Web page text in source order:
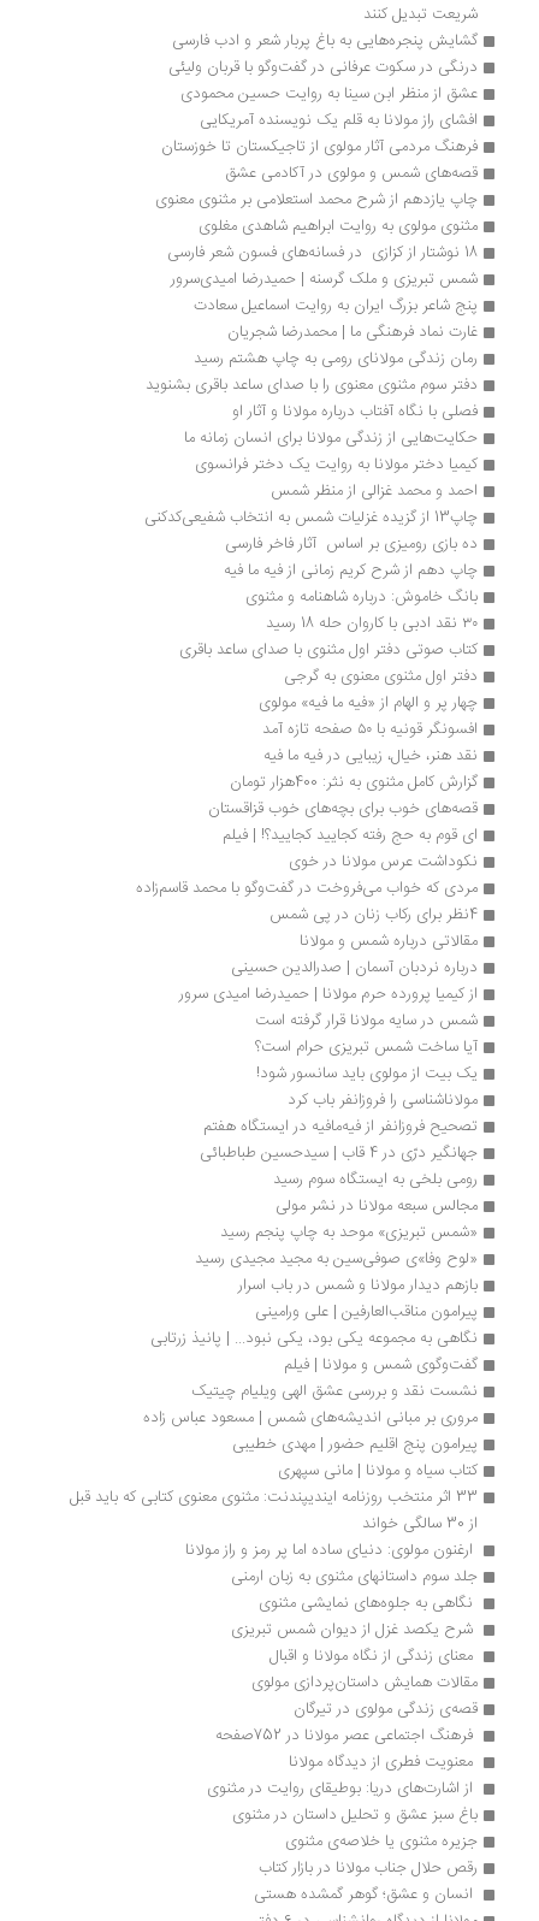
شریعت تبدیل کنند
گشایش پنجره‌هایی به باغ پربار شعر و ادب فارسی
درنگی در سکوت عرفانی در گفت‌وگو با قربان ولیئی
عشق از منظر ابن سینا به روایت حسین محمودی
افشای راز مولانا به قلم یک نویسنده آمریکایی
فرهنگ مردمی آثار مولوی از تاجیکستان تا خوزستان
قصه‌های شمس و مولوی در آکادمی عشق
چاپ یازدهم از شرح محمد استعلامی بر مثنوی معنوی
مثنوی مولوی به روایت ابراهیم شاهدی مغلوی
18 نوشتار از کزازی  در فسانه‌های فسون شعر فارسی
شمس تبریزی و ملک گرسنه | حمیدرضا امیدی‌سرور
پنج شاعر بزرگ ایران به روایت اسماعیل سعادت
غارت نماد فرهنگی ما | محمدرضا شجریان
رمان زندگی مولانای رومی به چاپ هشتم رسید
دفتر سوم مثنوی معنوی را با صدای ساعد باقری بشنوید
فصلی با نگاه آفتاب درباره مولانا و آثار او
حکایت‌هایی از زندگی مولانا برای انسان زمانه ما
کیمیا دختر مولانا به روایت یک دختر فرانسوی
احمد و محمد غزالی‌ از منظر شمس
چاپ13 از گزیده غزلیات شمس به انتخاب شفیعی‌کدکنی
ده بازی رومیزی بر اساس  آثار فاخر فارسی
چاپ دهم از شرح کریم زمانی از فیه ما فیه
بانگ خاموش: درباره شاهنامه و مثنوی
۳۰ نقد ادبی با کاروان حله 18 رسید
کتاب صوتی دفتر اول مثنوی با صدای ساعد باقری
دفتر اول مثنوی معنوی به گرجی
چهار پر و الهام از «فیه ما فیه» مولوی
افسونگر قونیه با ۵۰ صفحه تازه آمد
نقد هنر، خیال، زیبایی در فیه ما فیه
گزارش کامل مثنوی به نثر: 400هزار تومان
قصه‌های خوب برای بچه‌های خوب قزاقستان
ای قوم به حج رفته کجایید کجایید؟! | فیلم
نکوداشت عرس مولانا در خوی
مردی که خواب می‌فروخت در گفت‌وگو با محمد قاسم‌زاده
4نظر برای رکاب زنان در پی شمس
مقالاتی درباره شمس و مولانا
درباره نردبان آسمان | صدرالدین حسینی
از کیمیا پرورده حرم مولانا | حمیدرضا امیدی‌ سرور
شمس در سایه مولانا قرار گرفته است
آیا ساخت شمس تبریزی حرام است؟
یک بیت از مولوی باید سانسور شود!
مولاناشناسی را فروزانفر باب کرد
تصحیح فروزانفر از فیه‌مافیه در ایستگاه هفتم
جهانگیر درّی در 4 قاب | سیدحسین طباطبائی
رومی بلخی به ایستگاه سوم رسید
مجالس سبعه مولانا در نشر مولی
«شمس تبریزی» موحد به چاپ پنجم رسید
«لوح وفا»ی صوفی‌سین به مجید مجیدی رسید
بازهم دیدار مولانا و شمس در باب اسرار
پیرامون مناقب‌العارفین | علی ورامینی
نگاهی به مجموعه یکی بود، یکی نبود... | پانیذ زرتابی
گفت‌وگوی شمس و مولانا | فیلم
نشست نقد و بررسی عشق الهی ویلیام چیتیک
مروری بر مبانی اندیشه‌های شمس | مسعود عباس زاده
پیرامون پنج اقلیم حضور | مهدی خطیبی
کتاب سیاه و مولانا | مانی سپهری
از 30 سالگی خواند
ارغنون مولوی: دنیای ساده اما پر رمز و راز مولانا
جلد سوم داستانهای مثنوی به زبان ارمنی
نگاهی به جلوه‌های نمایشی مثنوی
شرح یکصد غزل از دیوان شمس تبریزی
معنای زندگی از نگاه مولانا و اقبال
مقالات همایش داستان‌پردازی مولوی
قصه‌ی زندگی مولوی در تیرگان
فرهنگ اجتماعی عصر مولانا در 752صفحه
معنویت فطری از دیدگاه مولانا
از اشارت‌های دریا: بوطیقای روایت در مثنوی
باغ سبز عشق و تحلیل داستان در مثنوی
جزیره مثنوی یا خلاصه‌ی مثنوی
رقص حلال جناب مولانا در بازار کتاب
انسان و عشق؛ گوهر گمشده هستی